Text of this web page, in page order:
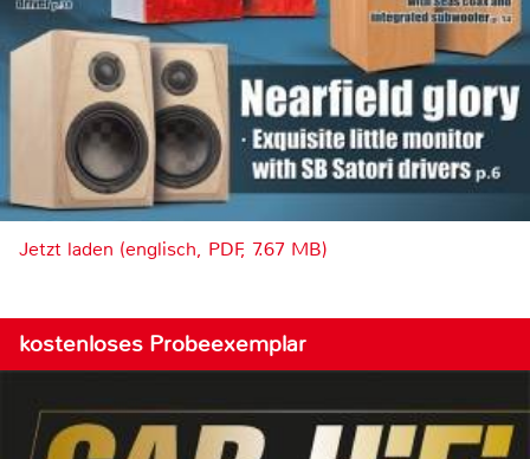
Jetzt laden (englisch, PDF, 7.67 MB)
kostenloses Probeexemplar